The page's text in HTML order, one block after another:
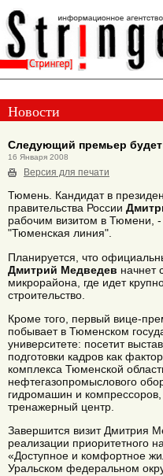
Новости
Следующий премьер
16 Января 2008
Версия для печати
Тюмень. Кандидат в
правительства России
рабочим визитом в Тюмени,
"Тюменская линия".
Планируется, что
Дмитрий Медведев начнет
микрорайона, где идет
строительство.
Кроме того, первый вице-
побывает в Тюменском
университете: посетит
подготовки кадров как
комплекса Тюменской
нефтегазопромыслового
гидромашин и
тренажерный центр.
Завершится визит Дмитрия
реализации приоритетного
«Доступное и комфортное
Уральском федеральном